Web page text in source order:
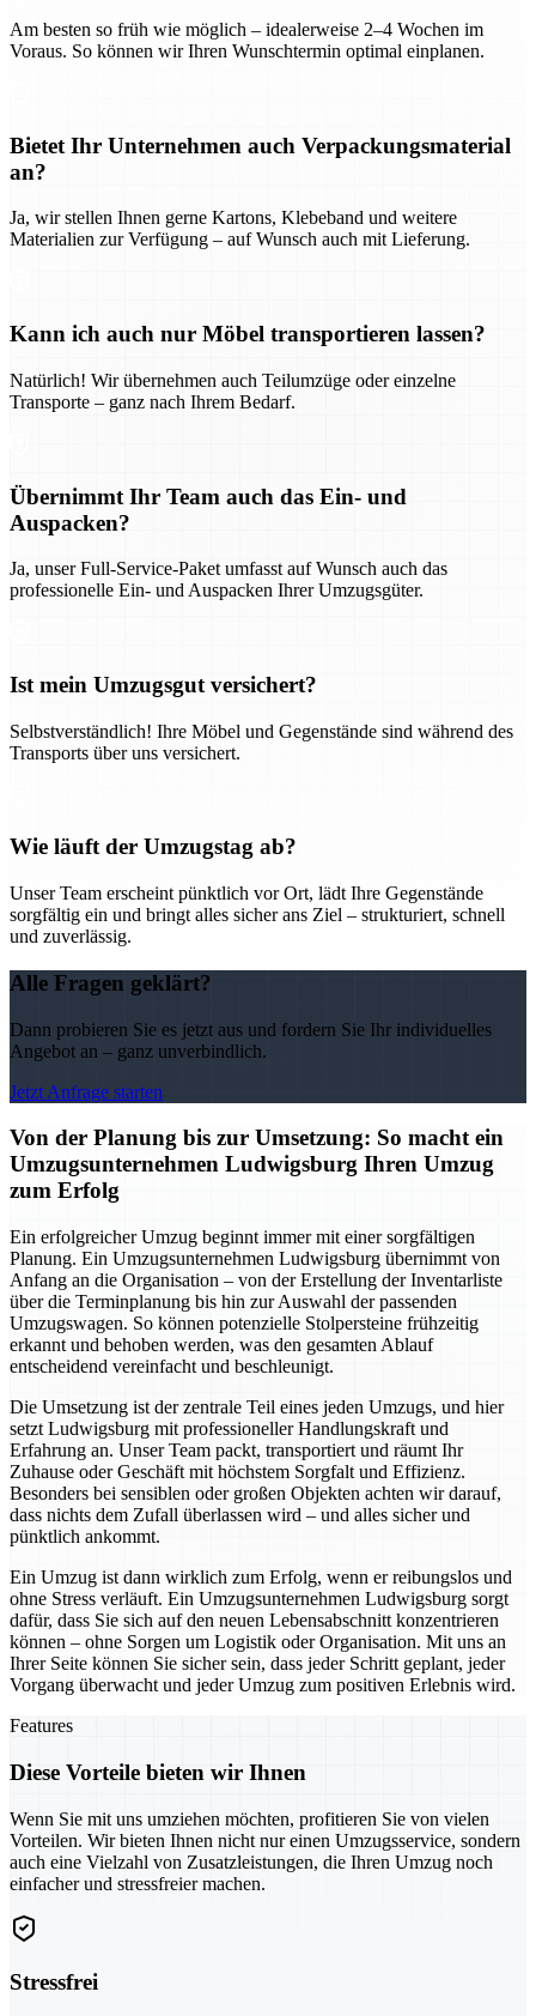
Am besten so früh wie möglich – idealerweise 2–4 Wochen im
Voraus. So können wir Ihren Wunschtermin optimal einplanen.
Bietet Ihr Unternehmen auch Verpackungsmaterial
an?
Ja, wir stellen Ihnen gerne Kartons, Klebeband und weitere
Materialien zur Verfügung – auf Wunsch auch mit Lieferung.
Kann ich auch nur Möbel transportieren lassen?
Natürlich! Wir übernehmen auch Teilumzüge oder einzelne
Transporte – ganz nach Ihrem Bedarf.
Übernimmt Ihr Team auch das Ein- und
Auspacken?
Ja, unser Full-Service-Paket umfasst auf Wunsch auch das
professionelle Ein- und Auspacken Ihrer Umzugsgüter.
Ist mein Umzugsgut versichert?
Selbstverständlich! Ihre Möbel und Gegenstände sind während des
Transports über uns versichert.
Wie läuft der Umzugstag ab?
Unser Team erscheint pünktlich vor Ort, lädt Ihre Gegenstände
sorgfältig ein und bringt alles sicher ans Ziel – strukturiert, schnell
und zuverlässig.
Alle Fragen geklärt?
Dann probieren Sie es jetzt aus und fordern Sie Ihr individuelles
Angebot an – ganz unverbindlich.
Jetzt Anfrage starten
Von der Planung bis zur Umsetzung: So macht ein
Umzugsunternehmen Ludwigsburg Ihren Umzug
zum Erfolg
Ein erfolgreicher Umzug beginnt immer mit einer sorgfältigen
Planung. Ein Umzugsunternehmen Ludwigsburg übernimmt von
Anfang an die Organisation – von der Erstellung der Inventarliste
über die Terminplanung bis hin zur Auswahl der passenden
Umzugswagen. So können potenzielle Stolpersteine frühzeitig
erkannt und behoben werden, was den gesamten Ablauf
entscheidend vereinfacht und beschleunigt.
Die Umsetzung ist der zentrale Teil eines jeden Umzugs, und hier
setzt Ludwigsburg mit professioneller Handlungskraft und
Erfahrung an. Unser Team packt, transportiert und räumt Ihr
Zuhause oder Geschäft mit höchstem Sorgfalt und Effizienz.
Besonders bei sensiblen oder großen Objekten achten wir darauf,
dass nichts dem Zufall überlassen wird – und alles sicher und
pünktlich ankommt.
Ein Umzug ist dann wirklich zum Erfolg, wenn er reibungslos und
ohne Stress verläuft. Ein Umzugsunternehmen Ludwigsburg sorgt
dafür, dass Sie sich auf den neuen Lebensabschnitt konzentrieren
können – ohne Sorgen um Logistik oder Organisation. Mit uns an
Ihrer Seite können Sie sicher sein, dass jeder Schritt geplant, jeder
Vorgang überwacht und jeder Umzug zum positiven Erlebnis wird.
Features
Diese Vorteile bieten wir Ihnen
Wenn Sie mit uns umziehen möchten, profitieren Sie von vielen
Vorteilen. Wir bieten Ihnen nicht nur einen Umzugsservice, sondern
auch eine Vielzahl von Zusatzleistungen, die Ihren Umzug noch
einfacher und stressfreier machen.
Stressfrei